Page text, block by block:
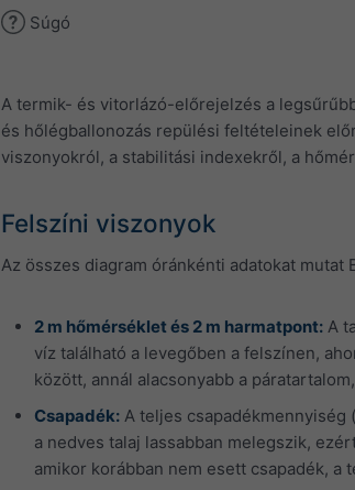
Súgó
A termik- és vitorlázó-előrejelzés a
és hőlégballonozás repülési feltételeinek
viszonyokról, a stabilitási indexekről, a
Felszíni viszonyok
Az összes diagram óránkénti adatokat
2 m hőmérséklet és 2 m harmatpont: A
víz található a levegőben a felszínen,
között, annál alacsonyabb a
Csapadék: A teljes
a nedves talaj lassabban melegszik,
amikor korábban nem esett csapadék, a